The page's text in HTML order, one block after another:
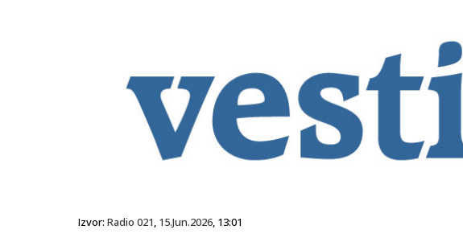
Izvor: Radio 021, 15.Jun.2026, 13:01